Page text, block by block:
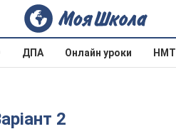
ДПА Онлайн уроки НМТ
2